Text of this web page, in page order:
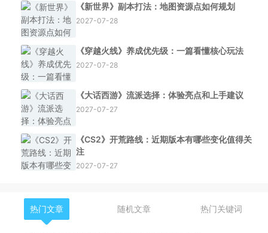
《新世界》副本打法：地图资源点如何规划
2027-07-28
《穿越火线》养成优先级：一篇看懂核心玩法
2027-07-28
《大话西游》流派选择：体验亮点和上手建议
2027-07-27
《CS2》开荒路线：近期版本有哪些变化值得关
注
2027-07-27
热门文章 随机文章 热门关键词